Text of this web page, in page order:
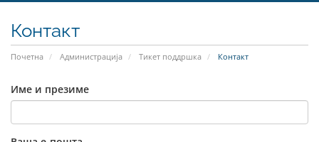
Контакт
Почетна Администрација Тикет поддршка Контакт
Име и презиме